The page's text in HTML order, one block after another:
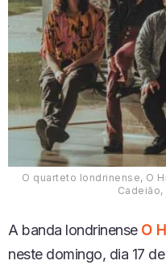
O quarteto londrinense, O
A banda londrinense O
neste domingo, dia 17